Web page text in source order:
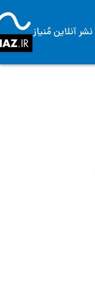
نشر آنلاین مُنیاز